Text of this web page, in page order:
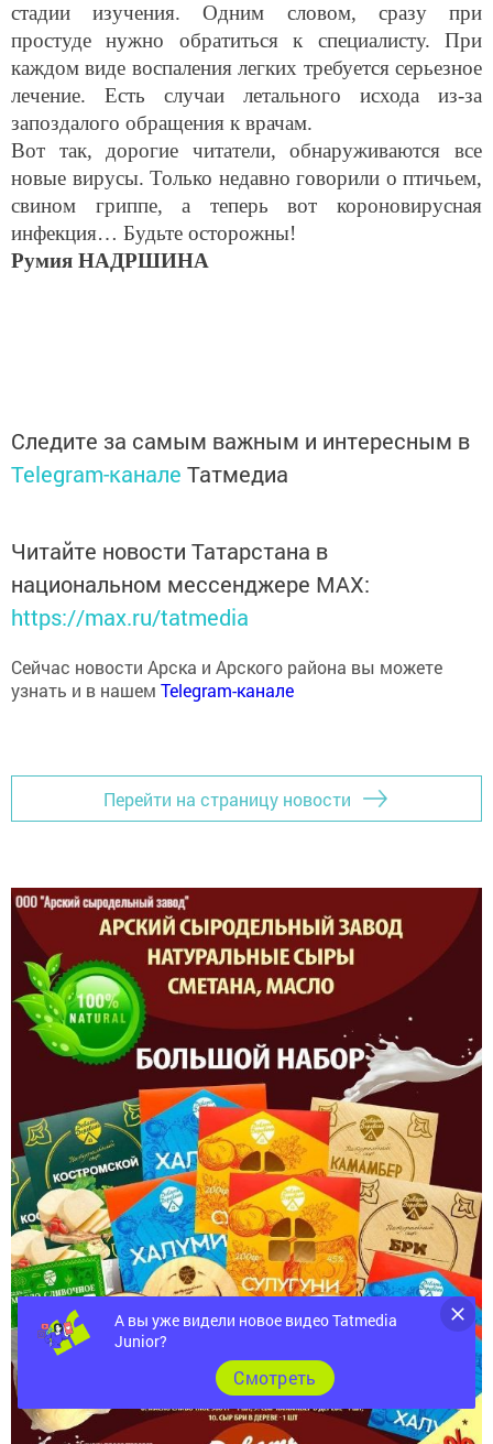
стадии изучения. Одним словом, сразу при
простуде нужно обратиться к специалисту. При
каждом виде воспаления легких требуется серьезное
лечение. Есть случаи летального исхода из-за
запоздалого обращения к врачам.
Вот так, дорогие читатели, обнаруживаются все
новые вирусы. Только недавно говорили о птичьем,
свином гриппе, а теперь вот короновирусная
инфекция… Будьте осторожны!
Румия НАДРШИНА
Следите за самым важным и интересным в
Telegram-канале Татмедиа
Читайте новости Татарстана в
национальном мессенджере MАХ:
https://max.ru/tatmedia
Сейчас новости Арска и Арского района вы можете
узнать и в нашем Telegram-канале
Перейти на страницу новости
А вы уже видели новое видео Tatmedia
Junior?
Cмотреть